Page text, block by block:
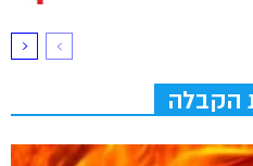
הקבלה